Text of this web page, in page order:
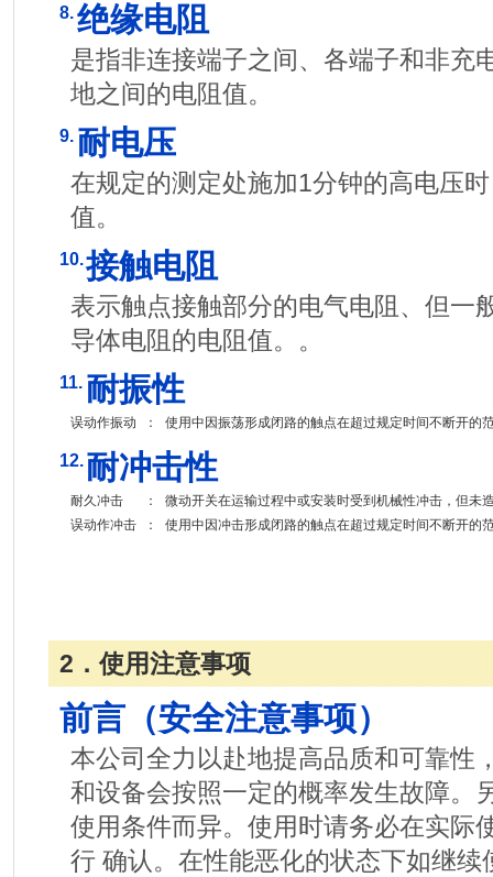
8.绝缘电阻
是指非连接端子之间、各端子和非充
地之间的电阻值。
9. 耐电压
在规定的测定处施加1分钟的高电压
值。
10.接触电阻
表示触点接触部分的电气电阻、但一
导体电阻的电阻值。。
11. 耐振性
误动作振动 ： 使用中因振荡形成闭路的触点在超过规定时间不断开的
12.耐冲击性
耐久冲击 ：
微动开关在运输过程中或安装时受到机械性冲击，但未
误动作冲击
： 使用中因冲击形成闭路的触点在超过规定时间不断开的
2．使用注意事项
前言（安全注意事项）
本公司全力以赴地提高品质和可靠性
和设备会按照一定的概率发生故障。
使用条件而异。使用时请务必在实际
行 确认。在性能恶化的状态下如继